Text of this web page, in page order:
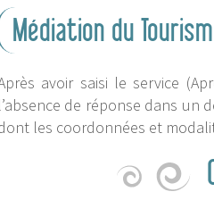
Médiation du
avoir saisi le service
l’absence de réponse dans un
les coordonnées et